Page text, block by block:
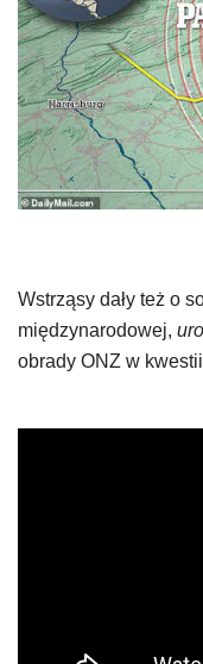
Wstrząsy dały też o
międzynarodowej,
obrady ONZ w